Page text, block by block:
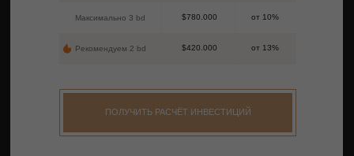
$420.000
$780.000
от 13%
Рекомендуем 2 bd
от 10%
Максимально 3 bd
ПОЛУЧИТЬ РАСЧЁТ ИНВЕСТИЦИЙ